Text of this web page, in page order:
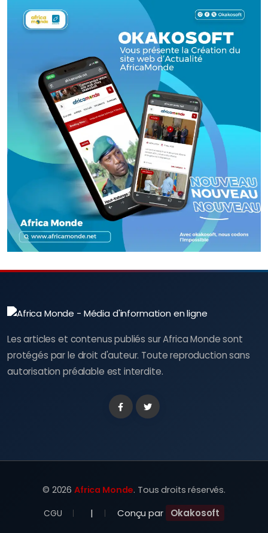
Les articles et contenus publiés sur Africa Monde sont
protégés par le droit d'auteur. Toute reproduction sans
autorisation préalable est interdite.
FacebookTwitter
© 2026 Africa Monde. Tous droits réservés.
CGU | Conçu par Okakosoft